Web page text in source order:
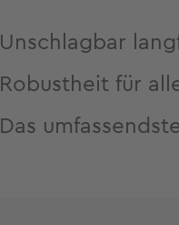
Unschlagbar
Robustheit für
Das